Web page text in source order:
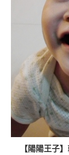
【陽陽王子